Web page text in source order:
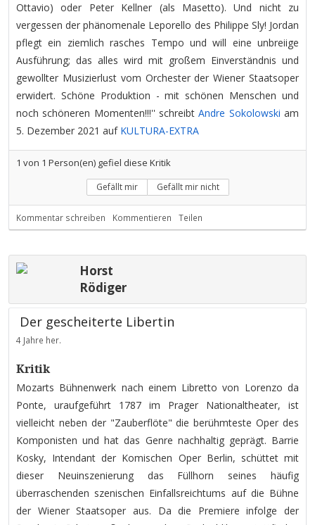
Ottavio) oder Peter Kellner (als Masetto). Und nicht zu
vergessen der phänomenale Leporello des Philippe Sly! Jordan
pflegt ein ziemlich rasches Tempo und will eine unbreiige
Ausführung; das alles wird mit großem Einverständnis und
gewollter Musizierlust vom Orchester der Wiener Staatsoper
erwidert. Schöne Produktion - mit schönen Menschen und
noch schöneren Momenten!!!'' schreibtAndre Sokolowski am
5. Dezember 2021 auf KULTURA-EXTRA
1 von 1 Person(en) gefiel diese Kritik
Gefällt mir Gefällt mir nicht
Kommentar schreiben Kommentieren Teilen
Horst
Rödiger
Der gescheiterte Libertin
4 Jahre her.
Kritik
Mozarts Bühnenwerk nach einem Libretto von Lorenzo da
Ponte, uraufgeführt 1787 im Prager Nationaltheater, ist
vielleicht neben der "Zauberflöte" die berühmteste Oper des
Komponisten und hat das Genre nachhaltig geprägt. Barrie
Kosky, Intendant der Komischen Oper Berlin, schüttet mit
dieser Neuinszenierung das Füllhorn seines häufig
überraschenden szenischen Einfallsreichtums auf die Bühne
der Wiener Staatsoper aus. Da die Premiere infolge der